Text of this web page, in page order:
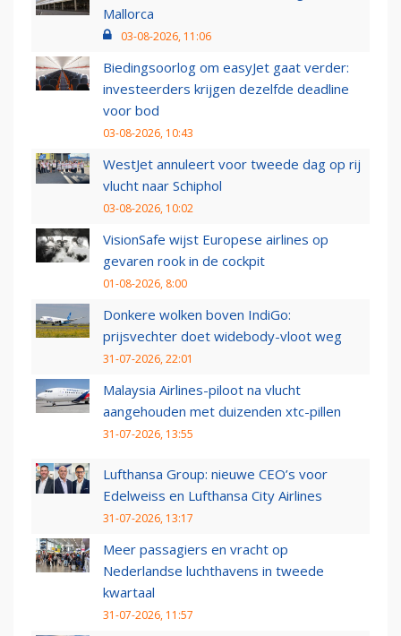
Mallorca
03-08-2026, 11:06
Biedingsoorlog om easyJet gaat verder:
investeerders krijgen dezelfde deadline
voor bod
03-08-2026, 10:43
WestJet annuleert voor tweede dag op rij
vlucht naar Schiphol
03-08-2026, 10:02
VisionSafe wijst Europese airlines op
gevaren rook in de cockpit
01-08-2026, 8:00
Donkere wolken boven IndiGo:
prijsvechter doet widebody-vloot weg
31-07-2026, 22:01
Malaysia Airlines-piloot na vlucht
aangehouden met duizenden xtc-pillen
31-07-2026, 13:55
Lufthansa Group: nieuwe CEO’s voor
Edelweiss en Lufthansa City Airlines
31-07-2026, 13:17
Meer passagiers en vracht op
Nederlandse luchthavens in tweede
kwartaal
31-07-2026, 11:57